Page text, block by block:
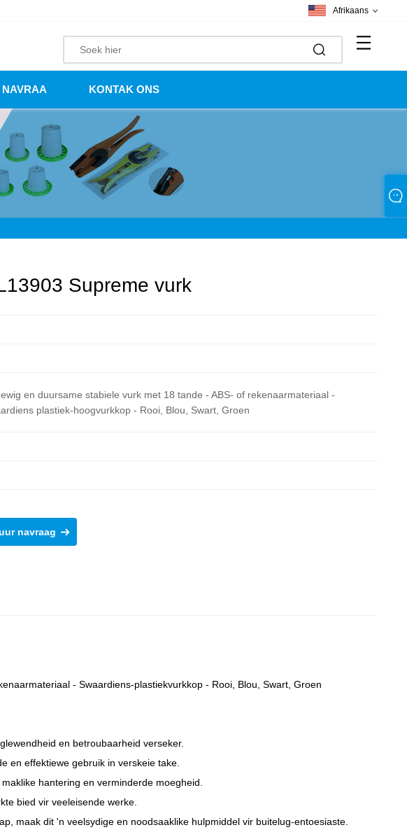
Afrikaans
KONTAK ONS
Supreme vurk
en duursame stabiele vurk met 18 tande - ABS- of rekenaarmateriaal -
plastiek-hoogvurkkop - Rooi, Blou, Swart, Groen
navraag
- Swaardiens-plastiekvurkkop - Rooi, Blou, Swart, Groen
en betroubaarheid verseker.
en effektiewe gebruik in verskeie take.
hantering en verminderde moegheid.
bied vir veeleisende werke.
maak dit 'n veelsydige en noodsaaklike hulpmiddel vir buitelug-entoesiaste.